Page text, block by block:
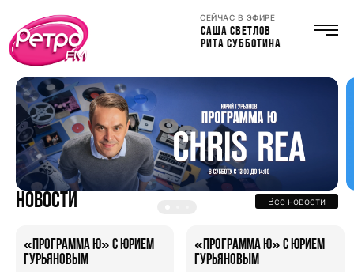
СЕЙЧАС В ЭФИРЕ
САША СВЕТЛОВ
РИТА СУББОТИНА
Новости Все новости
«Программа Ю» с Юрием
Гурьяновым
«Программа Ю» с Юрием
Гурьяновым